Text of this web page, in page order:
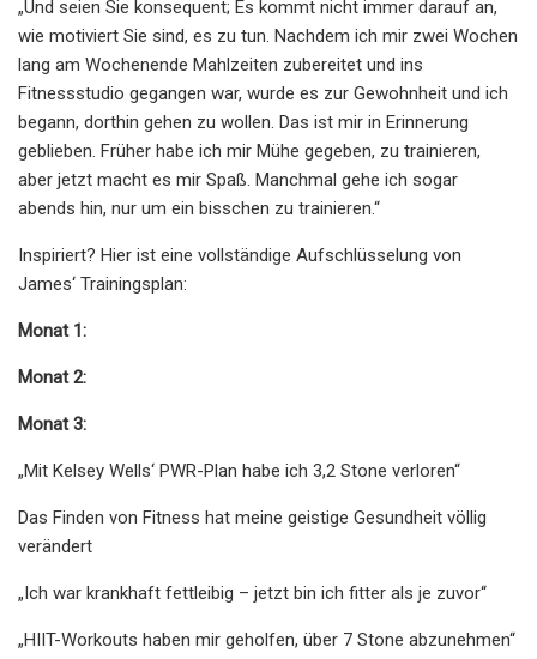
„Und seien Sie konsequent; Es kommt nicht immer darauf an,
wie motiviert Sie sind, es zu tun. Nachdem ich mir zwei Wochen
lang am Wochenende Mahlzeiten zubereitet und ins
Fitnessstudio gegangen war, wurde es zur Gewohnheit und ich
begann, dorthin gehen zu wollen. Das ist mir in Erinnerung
geblieben. Früher habe ich mir Mühe gegeben, zu trainieren,
aber jetzt macht es mir Spaß. Manchmal gehe ich sogar
abends hin, nur um ein bisschen zu trainieren.“
Inspiriert? Hier ist eine vollständige Aufschlüsselung von
James‘ Trainingsplan:
Monat 1:
Monat 2:
Monat 3:
„Mit Kelsey Wells‘ PWR-Plan habe ich 3,2 Stone verloren“
Das Finden von Fitness hat meine geistige Gesundheit völlig
verändert
„Ich war krankhaft fettleibig – jetzt bin ich fitter als je zuvor“
„HIIT-Workouts haben mir geholfen, über 7 Stone abzunehmen“